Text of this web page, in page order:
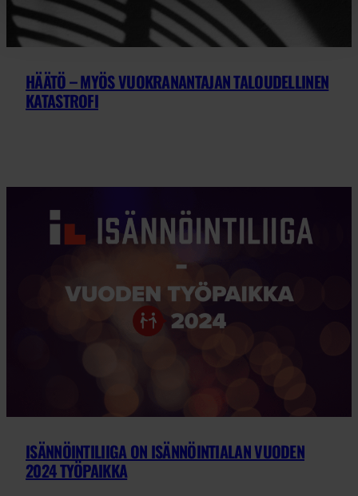
HÄÄTÖ – MYÖS VUOKRANANTAJAN TALOUDELLINEN
KATASTROFI
ISÄNNÖINTILIIGA ON ISÄNNÖINTIALAN VUODEN
2024 TYÖPAIKKA